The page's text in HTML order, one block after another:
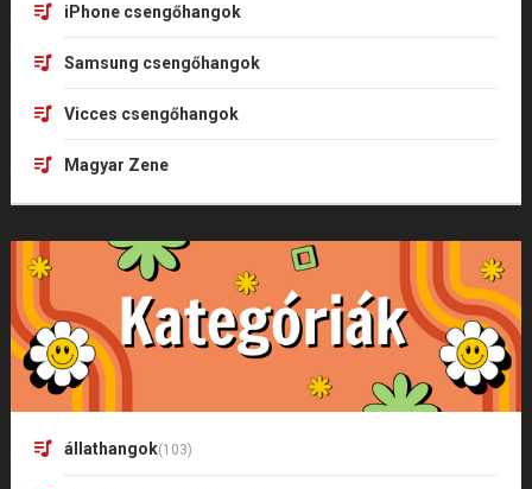
iPhone csengőhangok
Samsung csengőhangok
Vicces csengőhangok
Magyar Zene
állathangok(103)